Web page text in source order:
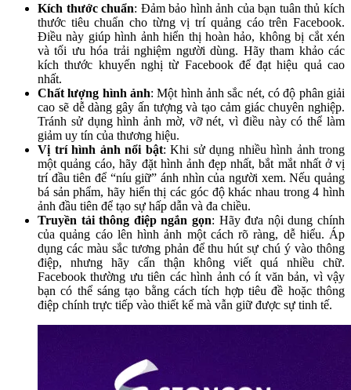
Kích thước chuẩn: Đảm bảo hình ảnh của bạn tuân thủ kích
thước tiêu chuẩn cho từng vị trí quảng cáo trên Facebook.
Điều này giúp hình ảnh hiển thị hoàn hảo, không bị cắt xén
và tối ưu hóa trải nghiệm người dùng. Hãy tham khảo các
kích thước khuyến nghị từ Facebook để đạt hiệu quả cao
nhất.
Chất lượng hình ảnh: Một hình ảnh sắc nét, có độ phân giải
cao sẽ dễ dàng gây ấn tượng và tạo cảm giác chuyên nghiệp.
Tránh sử dụng hình ảnh mờ, vỡ nét, vì điều này có thể làm
giảm uy tín của thương hiệu.
Vị trí hình ảnh nổi bật: Khi sử dụng nhiều hình ảnh trong
một quảng cáo, hãy đặt hình ảnh đẹp nhất, bắt mắt nhất ở vị
trí đầu tiên để “níu giữ” ánh nhìn của người xem. Nếu quảng
bá sản phẩm, hãy hiển thị các góc độ khác nhau trong 4 hình
ảnh đầu tiên để tạo sự hấp dẫn và đa chiều.
Truyền tải thông điệp ngắn gọn: Hãy đưa nội dung chính
của quảng cáo lên hình ảnh một cách rõ ràng, dễ hiểu. Áp
dụng các màu sắc tương phản để thu hút sự chú ý vào thông
điệp, nhưng hãy cẩn thận không viết quá nhiều chữ.
Facebook thường ưu tiên các hình ảnh có ít văn bản, vì vậy
bạn có thể sáng tạo bằng cách tích hợp tiêu đề hoặc thông
điệp chính trực tiếp vào thiết kế mà vẫn giữ được sự tinh tế.